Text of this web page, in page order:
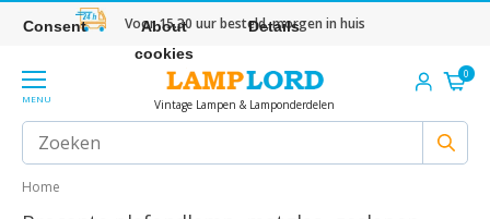
Voor 15.30 uur besteld, morgen in huis
MENU Vintage Lampen & Lamponderdelen
0
Home
Consent
About
cookies
Details